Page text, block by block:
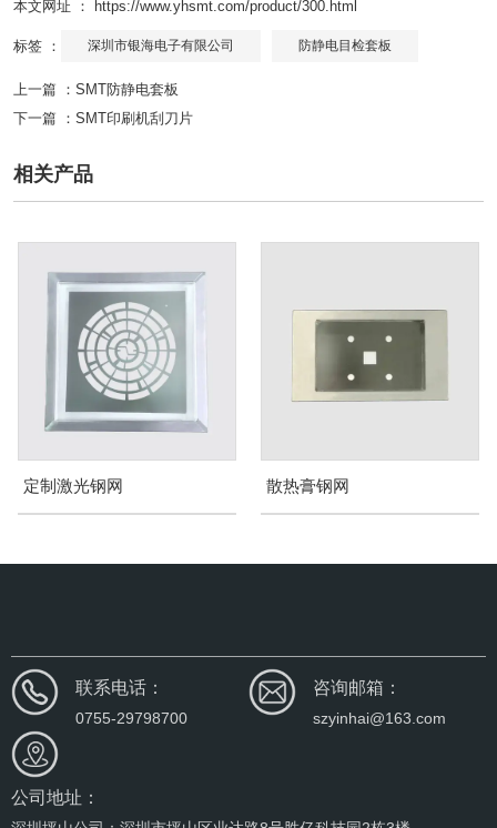
本文网址 ： https://www.yhsmt.com/product/300.html
标签 ： 深圳市银海电子有限公司 防静电目检套板
上一篇 ： SMT防静电套板
下一篇 ： SMT印刷机刮刀片
相关产品
定制激光钢网 散热膏钢网
联系电话：
0755-29798700
咨询邮箱：
szyinhai@163.com
公司地址：